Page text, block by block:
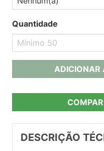
Quantidade
ADICIONAR
DESCRIÇÃO